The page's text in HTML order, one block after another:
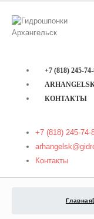
+7 (818) 245-
КОНТАКТЫ
+7 (818) 245-74-
Контакты
Главная